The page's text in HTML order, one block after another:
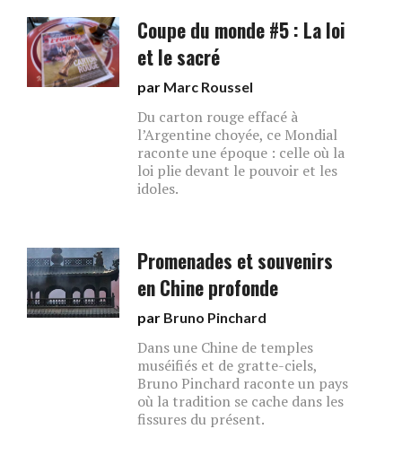
Coupe du monde #5 : La loi
et le sacré
par Marc Roussel
Du carton rouge effacé à
l’Argentine choyée, ce Mondial
raconte une époque : celle où la
loi plie devant le pouvoir et les
idoles.
Promenades et souvenirs
en Chine profonde
par Bruno Pinchard
Dans une Chine de temples
muséifiés et de gratte-ciels,
Bruno Pinchard raconte un pays
où la tradition se cache dans les
fissures du présent.